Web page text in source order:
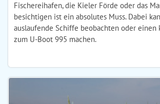
Fischereihafen, die Kieler Förde oder das
besichtigen ist ein absolutes Muss. Dabei
auslaufende Schiffe beobachten oder einen
zum U-Boot 995 machen.